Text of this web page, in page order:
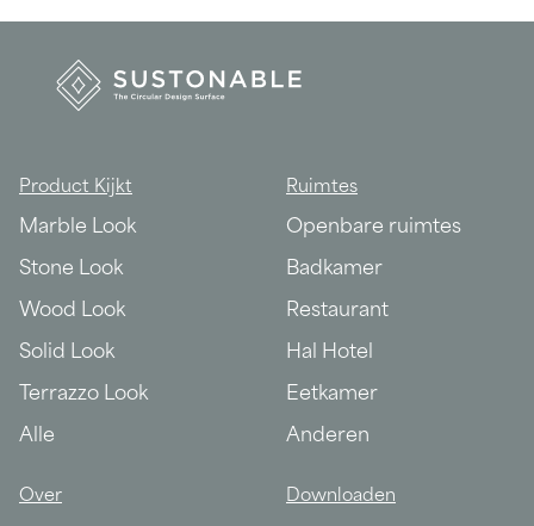
Product Kijkt
Marble Look
Stone Look
Wood Look
Solid Look
Terrazzo Look
Alle
Ruimtes
Openbare ruimtes
Badkamer
Restaurant
Hal Hotel
Eetkamer
Anderen
Over Downloaden